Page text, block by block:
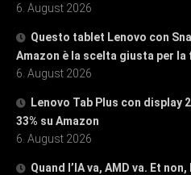
6. August 2026
Questo tablet Lenovo con
Amazon è la scelta giusta per la
6. August 2026
Lenovo Tab Plus con display
33% su Amazon
6. August 2026
Quand l’IA va, AMD va. Et